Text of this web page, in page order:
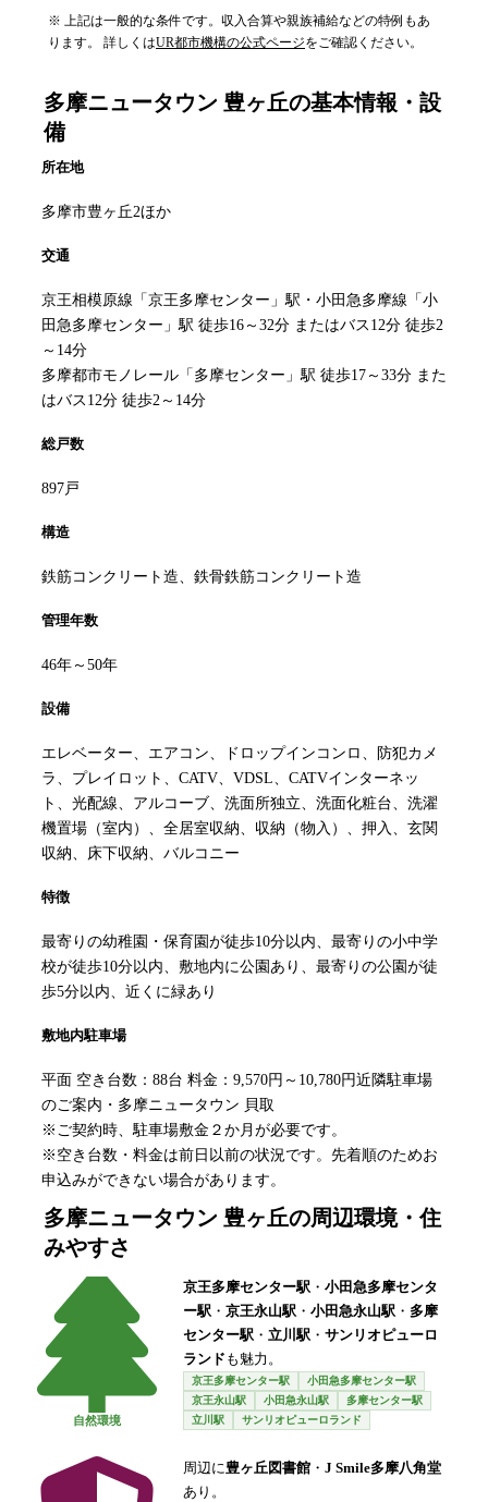
※ 上記は一般的な条件です。収入合算や親族補給などの特例もあ
ります。 詳しくはUR都市機構の公式ページをご確認ください。
多摩ニュータウン 豊ヶ丘の基本情報・設
備
所在地
多摩市豊ヶ丘2ほか
交通
京王相模原線「京王多摩センター」駅・小田急多摩線「小
田急多摩センター」駅 徒歩16～32分 またはバス12分 徒歩2
～14分
多摩都市モノレール「多摩センター」駅 徒歩17～33分 また
はバス12分 徒歩2～14分
総戸数
897戸
構造
鉄筋コンクリート造、鉄骨鉄筋コンクリート造
管理年数
46年～50年
設備
エレベーター、エアコン、ドロップインコンロ、防犯カメ
ラ、プレイロット、CATV、VDSL、CATVインターネッ
ト、光配線、アルコーブ、洗面所独立、洗面化粧台、洗濯
機置場（室内）、全居室収納、収納（物入）、押入、玄関
収納、床下収納、バルコニー
特徴
最寄りの幼稚園・保育園が徒歩10分以内、最寄りの小中学
校が徒歩10分以内、敷地内に公園あり、最寄りの公園が徒
歩5分以内、近くに緑あり
敷地内駐車場
平面 空き台数：88台 料金：9,570円～10,780円近隣駐車場
のご案内・多摩ニュータウン 貝取
※ご契約時、駐車場敷金２か月が必要です。
※空き台数・料金は前日以前の状況です。先着順のためお
申込みができない場合があります。
多摩ニュータウン 豊ヶ丘の周辺環境・住
みやすさ
自然環境
京王多摩センター駅 ・ 小田急多摩センタ
ー駅 ・ 京王永山駅 ・ 小田急永山駅 ・ 多摩
センター駅 ・ 立川駅 ・ サンリオピューロ
ランド も魅力。
京王多摩センター駅
小田急多摩センター駅
京王永山駅
小田急永山駅
多摩センター駅
立川駅
サンリオピューロランド
周辺に豊ヶ丘図書館 ・ J Smile多摩八角堂
あり。